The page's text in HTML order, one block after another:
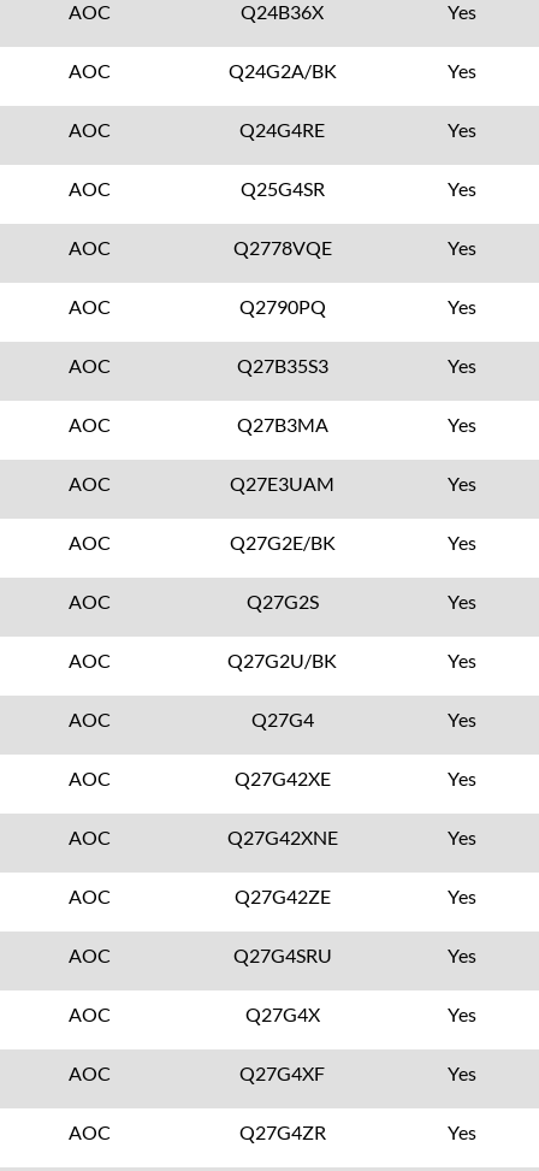
AOC Q24B36X Yes
AOC Q24G2A/BK Yes
AOC Q24G4RE Yes
AOC Q25G4SR Yes
AOC Q2778VQE Yes
AOC Q2790PQ Yes
AOC Q27B35S3 Yes
AOC Q27B3MA Yes
AOC Q27E3UAM Yes
AOC Q27G2E/BK Yes
AOC Q27G2S Yes
AOC Q27G2U/BK Yes
AOC Q27G4 Yes
AOC Q27G42XE Yes
AOC Q27G42XNE Yes
AOC Q27G42ZE Yes
AOC Q27G4SRU Yes
AOC Q27G4X Yes
AOC Q27G4XF Yes
AOC Q27G4ZR Yes